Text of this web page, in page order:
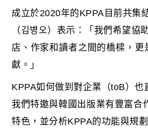
成立於2020年的KPPA目前共集
（김병오）表示：「我們希望
店、作家和讀者之間的橋樑，
獻。」
KPPA如何做到對企業（toB）
我們特邀與韓國出版業有豐富合
特色，並分析KPPA的功能與規